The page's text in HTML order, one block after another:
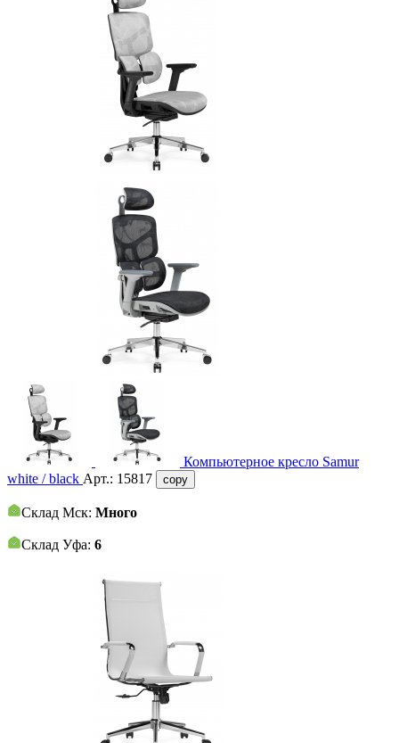
Компьютерное кресло Samur
white / black Арт.: 15817 copy
Склад Мск: Много
Склад Уфа: 6